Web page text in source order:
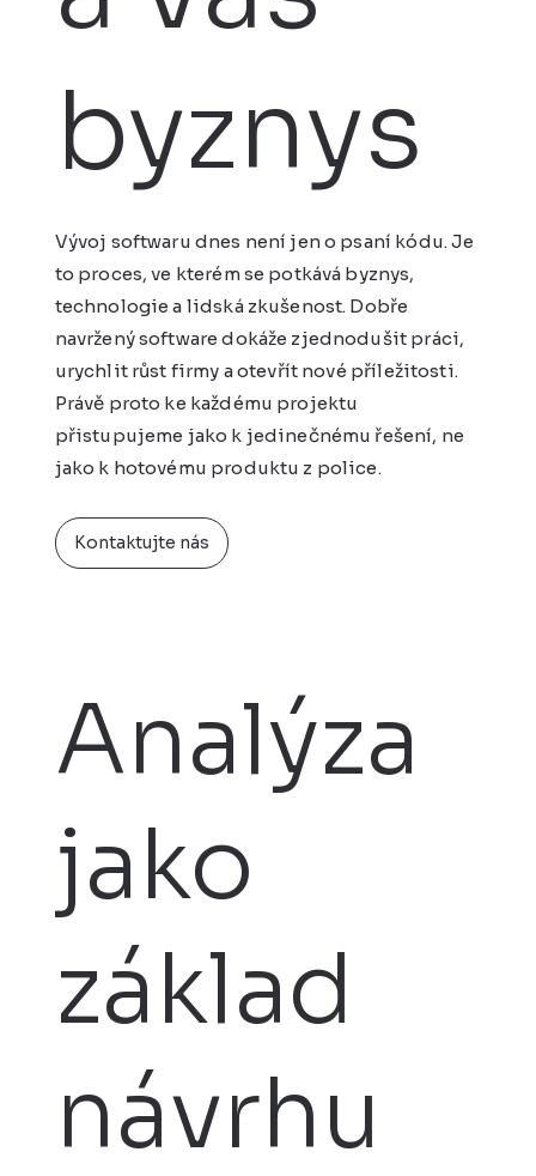
byznys
Vývoj softwaru dnes není jen o psaní kódu. Je
to proces, ve kterém se potkává byznys,
technologie a lidská zkušenost. Dobře
navržený software dokáže zjednodušit práci,
urychlit růst firmy a otevřít nové příležitosti.
Právě proto ke každému projektu
přistupujeme jako k jedinečnému řešení, ne
jako k hotovému produktu z police.
Kontaktujte nás
Analýza
jako
základ
návrhu